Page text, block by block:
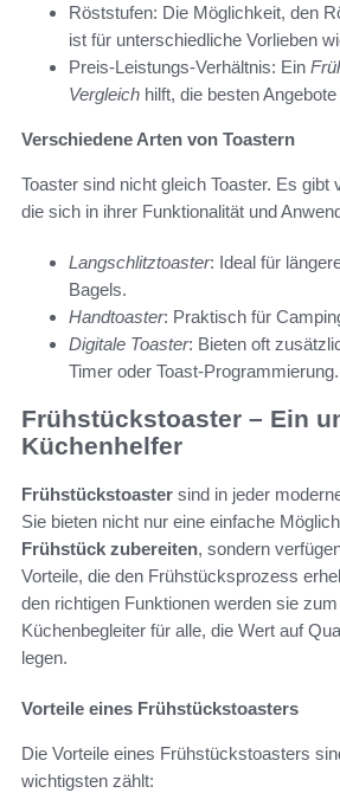
Röststufen: Die Möglichkeit, den
ist für unterschiedliche Vorlieben
Preis-Leistungs-Verhältnis: Ein
Vergleich hilft, die besten
Verschiedene Arten von Toastern
Toaster sind nicht gleich Toaster. Es gibt
die sich in ihrer Funktionalität und
Langschlitztoaster: Ideal für
Bagels.
Handtoaster: Praktisch für
Digitale Toaster: Bieten oft
Timer oder Toast-Programmierung.
Frühstückstoaster – Ein
Küchenhelfer
Frühstückstoaster sind in jeder
Sie bieten nicht nur eine einfache
Frühstück zubereiten, sondern
Vorteile, die den Frühstücksprozess
den richtigen Funktionen werden sie
Küchenbegleiter für alle, die Wert auf
legen.
Vorteile eines Frühstückstoasters
Die Vorteile eines Frühstückstoasters
wichtigsten zählt: